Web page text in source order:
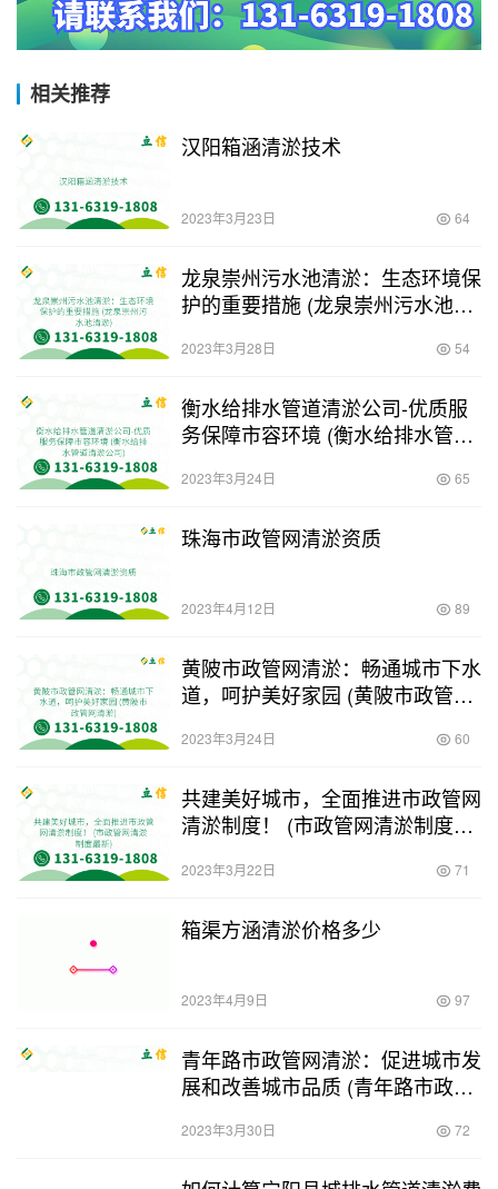
相关推荐
汉阳箱涵清淤技术
2023年3月23日 64
龙泉崇州污水池清淤：生态环境保
护的重要措施 (龙泉崇州污水池清
2023年3月28日 54
衡水给排水管道清淤公司-优质服
务保障市容环境 (衡水给排水管道
2023年3月24日 65
珠海市政管网清淤资质
2023年4月12日 89
黄陂市政管网清淤：畅通城市下水
道，呵护美好家园 (黄陂市政管网
2023年3月24日 60
共建美好城市，全面推进市政管网
清淤制度！ (市政管网清淤制度最
2023年3月22日 71
箱渠方涵清淤价格多少
2023年4月9日 97
青年路市政管网清淤：促进城市发
展和改善城市品质 (青年路市政管
2023年3月30日 72